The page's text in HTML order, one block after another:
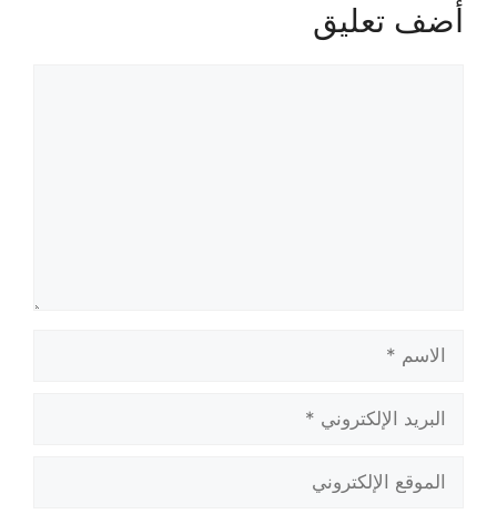
أضف تعليق
الاسم
البريد
الإلكتروني
الموقع
الإلكتروني